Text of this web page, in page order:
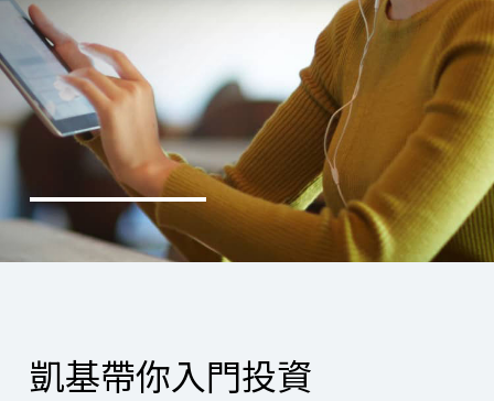
凱基帶你入門投資